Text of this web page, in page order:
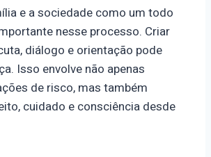
e a sociedade como um todo
nesse processo. Criar
diálogo e orientação pode
Isso envolve não apenas
de risco, mas também
cuidado e consciência desde